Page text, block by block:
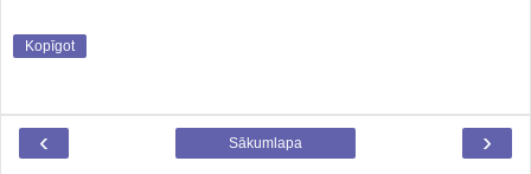
Kopīgot
‹ ›
Sākumlapa